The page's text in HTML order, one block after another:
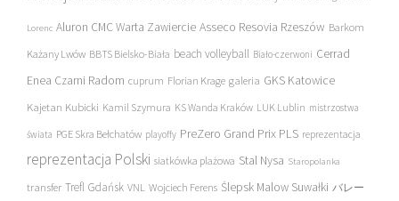
Lorenc Aluron CMC Warta Zawiercie Asseco Resovia Rzeszów Barkom
Każany Lwów BBTS Bielsko-Biała beach volleyball Biało-czerwoni Cerrad
Enea Czarni Radom cuprum Florian Krage galeria GKS Katowice
Kajetan Kubicki Kamil Szymura KS Wanda Kraków LUK Lublin mistrzostwa
świata PGE Skra Bełchatów playoffy PreZero Grand Prix PLS reprezentacja
reprezentacja Polski siatkówka plażowa Stal Nysa Staropolanka
transfer Trefl Gdańsk VNL Wojciech Ferens Ślepsk Malow Suwałki バレー